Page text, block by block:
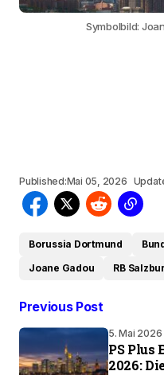
Symbolbild:
Published:Mai 05, 2026
Borussia Dortmund
Joane Gadou
RB
Previous Post
5. Mai 2026
PS Plus
2026: